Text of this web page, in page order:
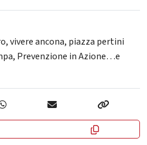
,vivere ancona, piazza pertini
, Prevenzione in Azione…e